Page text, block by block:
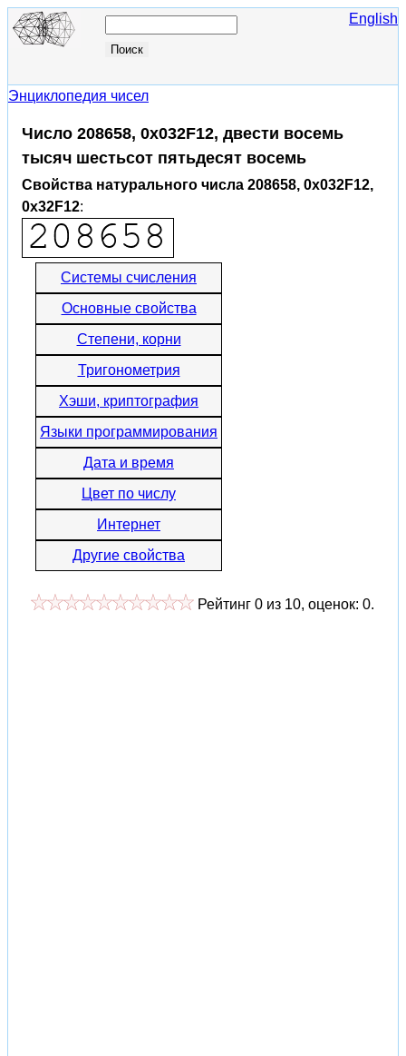
English
Энциклопедия чисел
Число 208658, 0x032F12, двести восемь
тысяч шестьсот пятьдесят восемь
Свойства натурального числа 208658, 0x032F12,
0x32F12:
Системы счисления
Основные свойства
Степени, корни
Тригонометрия
Хэши, криптография
Языки программирования
Дата и время
Цвет по числу
Интернет
Другие свойства
Рейтинг 0 из 10, оценок: 0.